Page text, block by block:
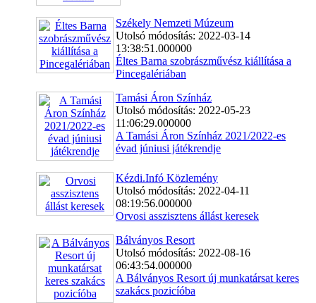
Székely Nemzeti Múzeum
Utolsó módosítás: 2022-03-14
13:38:51.000000
Éltes Barna szobrászművész kiállítása a
Pincegalériában
Tamási Áron Színház
Utolsó módosítás: 2022-05-23
11:06:29.000000
A Tamási Áron Színház 2021/2022-es
évad júniusi játékrendje
Kézdi.Infó Közlemény
Utolsó módosítás: 2022-04-11
08:19:56.000000
Orvosi asszisztens állást keresek
Bálványos Resort
Utolsó módosítás: 2022-08-16
06:43:54.000000
A Bálványos Resort új munkatársat keres
szakács pozicíóba